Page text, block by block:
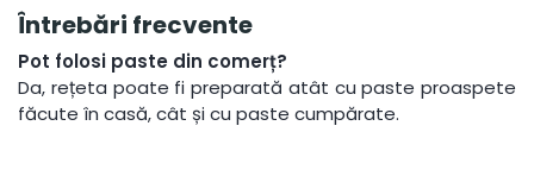
Întrebări frecvente
Pot folosi paste din comerț?
Da, rețeta poate fi preparată atât cu paste proaspete
făcute în casă, cât și cu paste cumpărate.